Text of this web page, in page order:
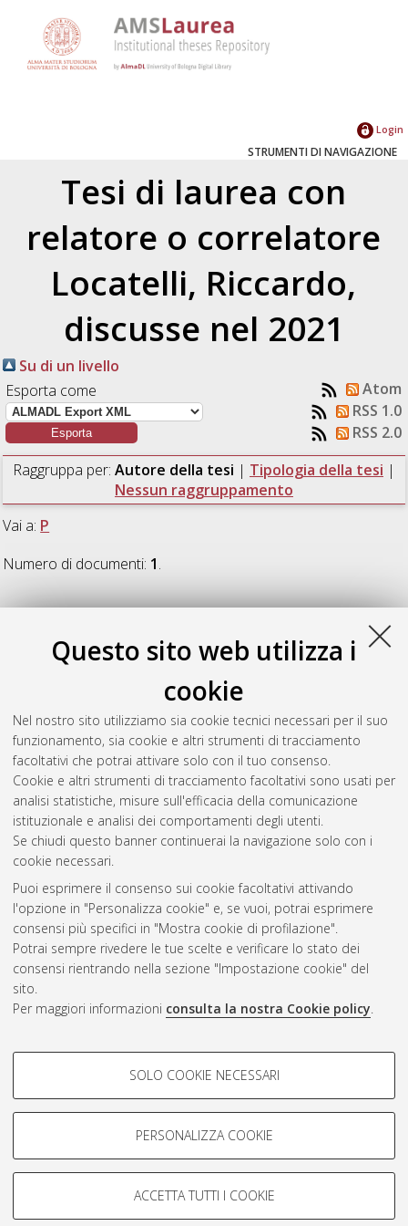
Questo sito web utilizza i
cookie
Nel nostro sito utilizziamo sia cookie tecnici necessari per il suo
funzionamento, sia cookie e altri strumenti di tracciamento
facoltativi che potrai attivare solo con il tuo consenso.
Cookie e altri strumenti di tracciamento facoltativi sono usati per
analisi statistiche, misure sull'efficacia della comunicazione
istituzionale e analisi dei comportamenti degli utenti.
Se chiudi questo banner continuerai la navigazione solo con i
cookie necessari.
Puoi esprimere il consenso sui cookie facoltativi attivando
l'opzione in "Personalizza cookie" e, se vuoi, potrai esprimere
consensi più specifici in "Mostra cookie di profilazione".
Potrai sempre rivedere le tue scelte e verificare lo stato dei
consensi rientrando nella sezione "Impostazione cookie" del
sito.
Per maggiori informazioni consulta la nostra Cookie policy.
COOKIE DI PROFILAZIONE -
Si tratta di cookie utilizzati per analizzare le caratteristiche della
navigazione degli utenti, creare profili in base al loro comportamento
Mostra cookie di profilazione
COOKIE TECNICI - NECESSARI
SOLO COOKIE NECESSARI
PERSONALIZZA COOKIE
ACCETTA TUTTI I COOKIE
Login
STRUMENTI DI NAVIGAZIONE
Tesi di laurea con
relatore o correlatore
Locatelli, Riccardo,
discusse nel 2021
Su di un livello
Esporta come
Atom
RSS 1.0
RSS 2.0
Raggruppa per: Autore della tesi | Tipologia della tesi |
Nessun raggruppamento
Vai a: P
Numero di documenti: 1.
P
Parker, Abdul Basit
Fully Integrated Voltage Regulators of High Performance
magistrale], Università di Bologna, Corso di Studio in
Ingegneria elettronica [LM-DM270], Documento ad accesso
riservato.
Questa lista e' stata generata ilThu Aug 6 23:56:02 2026
CEST
Atom
Rss 1.0
Rss 2.0
AMS Laurea
Impostazioni Cookie
Informativa sulla privacy
Condizioni d’uso del sito